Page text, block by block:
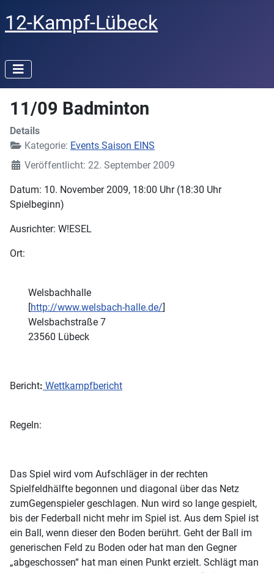
12-Kampf-Lübeck
11/09 Badminton
Details
Kategorie: Events Saison EINS
Veröffentlicht: 22. September 2009
Datum: 10. November 2009, 18:00 Uhr (18:30 Uhr
Spielbeginn)
Ausrichter: W!ESEL
Ort:
Welsbachhalle
[http://www.welsbach-halle.de/]
Welsbachstraße 7
23560 Lübeck
Bericht: Wettkampfbericht
Regeln:
Das Spiel wird vom Aufschläger in der rechten
Spielfeldhälfte begonnen und diagonal über das Netz
zumGegenspieler geschlagen. Nun wird so lange gespielt,
bis der Federball nicht mehr im Spiel ist. Aus dem Spiel ist
ein Ball, wenn dieser den Boden berührt. Geht der Ball im
generischen Feld zu Boden oder hat man den Gegner
„abgeschossen“ hat man einen Punkt erzielt. Schlägt man